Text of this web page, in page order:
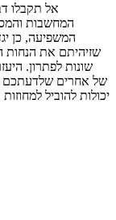
אל תקבלו
המחשבות
המשפיעה, כן
שזיהיתם את הנחות
שונות לפתרון.
של אחרים שלדעתכם
יכולות להוביל